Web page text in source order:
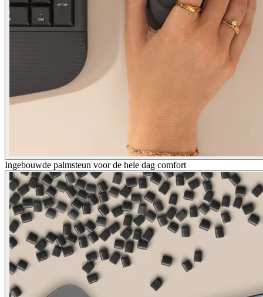
Ingebouwde palmsteun voor de hele dag comfort